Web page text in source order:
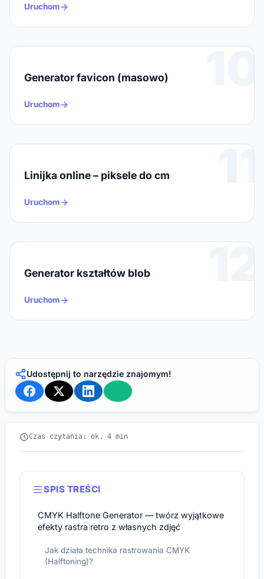
Uruchom
10
Generator favicon (masowo)
Uruchom
11
Linijka online – piksele do cm
Uruchom
12
Generator kształtów blob
Uruchom
Udostępnij to narzędzie znajomym!
Czas czytania: ok. 4 min
SPIS TREŚCI
CMYK Halftone Generator — twórz wyjątkowe
efekty rastra retro z własnych zdjęć
Jak działa technika rastrowania CMYK
(Halftoning)?